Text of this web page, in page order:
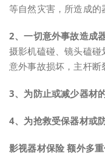
等自然灾害，所造成的
2、一切意外事故造成
摄影机磕碰、镜头磕
意外事故损坏，主杆断
3、为防止或减少器材
4、为抢救受保器材或
影视器材保险 额外多重